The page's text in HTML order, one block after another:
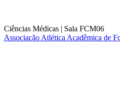
Ciências Médicas | Sala FCM06
Associação Atlética Acadêmica de